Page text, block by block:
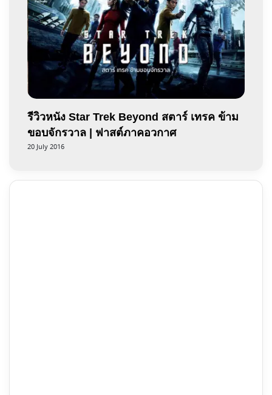
รีวิวหนัง Star Trek Beyond สตาร์ เทรค ข้าม
ขอบจักรวาล | ฟาสต์ภาคอวกาศ
20 July 2016